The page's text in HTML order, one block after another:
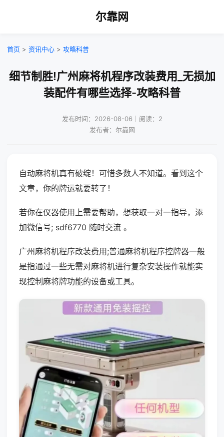
尔靠网
首页 > 资讯中心 > 攻略科普
细节制胜!广州麻将机程序改装费用_无损加
装配件有哪些选择-攻略科普
发布时间：2026-08-06｜阅读：2
发布者：尔靠网
自动麻将机真有破绽！可惜多数人不知道。看到这个
文章，你的牌运就要转了！
若你在仪器使用上需要帮助，想获取一对一指导，添
加微信号; sdf6770 随时交流 。
广州麻将机程序改装费用;普通麻将机程序控牌器一般
是指通过一些无需对麻将机进行复杂安装操作就能实
现控制麻将牌功能的设备或工具。